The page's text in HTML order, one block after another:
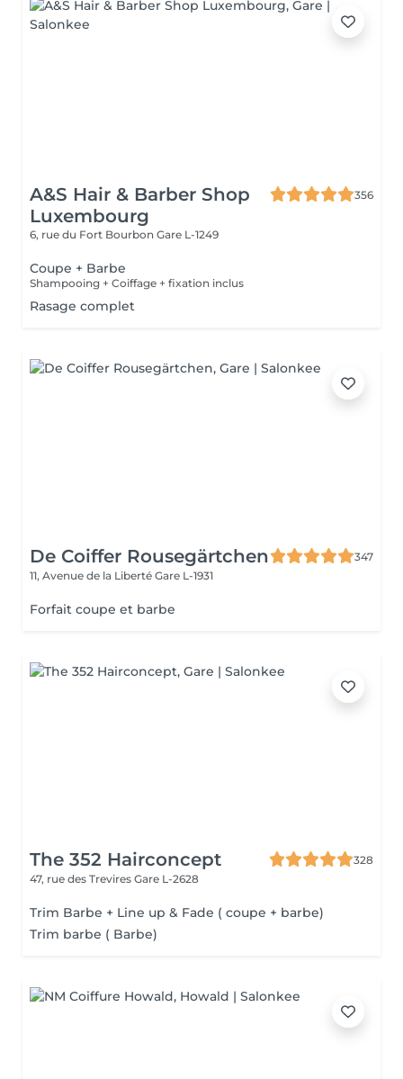
A&S Hair & Barber Shop
Luxembourg
356
6, rue du Fort Bourbon Gare L-1249
Coupe + Barbe
Shampooing + Coiffage + fixation inclus
Rasage complet
De Coiffer Rousegärtchen
347
11, Avenue de la Liberté Gare L-1931
Forfait coupe et barbe
The 352 Hairconcept
328
47, rue des Trevires Gare L-2628
Trim Barbe + Line up & Fade ( coupe + barbe)
Trim barbe ( Barbe)